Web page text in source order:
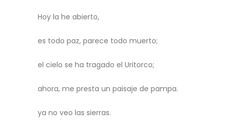
Hoy la he abierto,
es todo paz, parece todo muerto;
el cielo se ha tragado el Uritorco;
ahora, me presta un paisaje de pampa.
ya no veo las sierras.